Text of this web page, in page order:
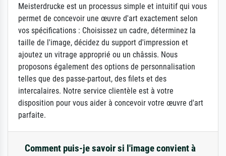
Meisterdrucke est un processus simple et intuitif qui vous
permet de concevoir une œuvre d'art exactement selon
vos spécifications : Choisissez un cadre, déterminez la
taille de l'image, décidez du support d'impression et
ajoutez un vitrage approprié ou un châssis. Nous
proposons également des options de personnalisation
telles que des passe-partout, des filets et des
intercalaires. Notre service clientèle est à votre
disposition pour vous aider à concevoir votre œuvre d'art
parfaite.
Comment puis-je savoir si l'image convient à